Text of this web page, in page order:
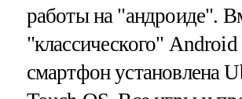
работы на "андроиде".
"классического" Android
смартфон установлена